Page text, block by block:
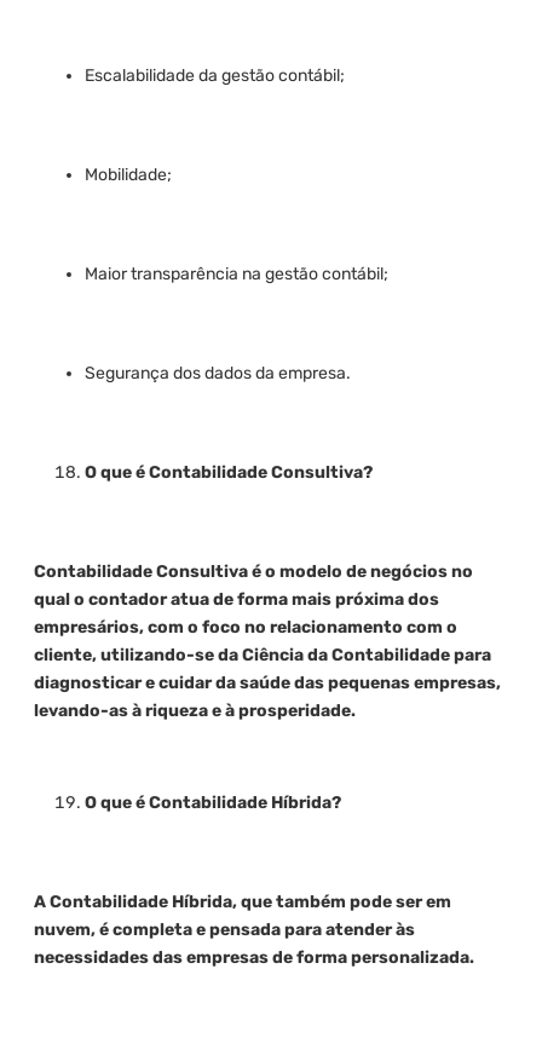
Escalabilidade da gestão contábil;
Mobilidade;
Maior transparência na gestão contábil;
Segurança dos dados da empresa.
O que é Contabilidade Consultiva?
Contabilidade Consultiva é o modelo de negócios no
qual o contador atua de forma mais próxima dos
empresários, com o foco no relacionamento com o
cliente, utilizando-se da Ciência da Contabilidade para
diagnosticar e cuidar da saúde das pequenas empresas,
levando-as à riqueza e à prosperidade.
O que é Contabilidade Híbrida?
A Contabilidade Híbrida, que também pode ser em
nuvem, é completa e pensada para atender às
necessidades das empresas de forma personalizada.